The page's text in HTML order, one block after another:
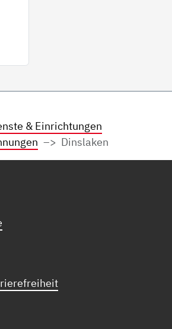
& Einrichtungen
Dinslaken